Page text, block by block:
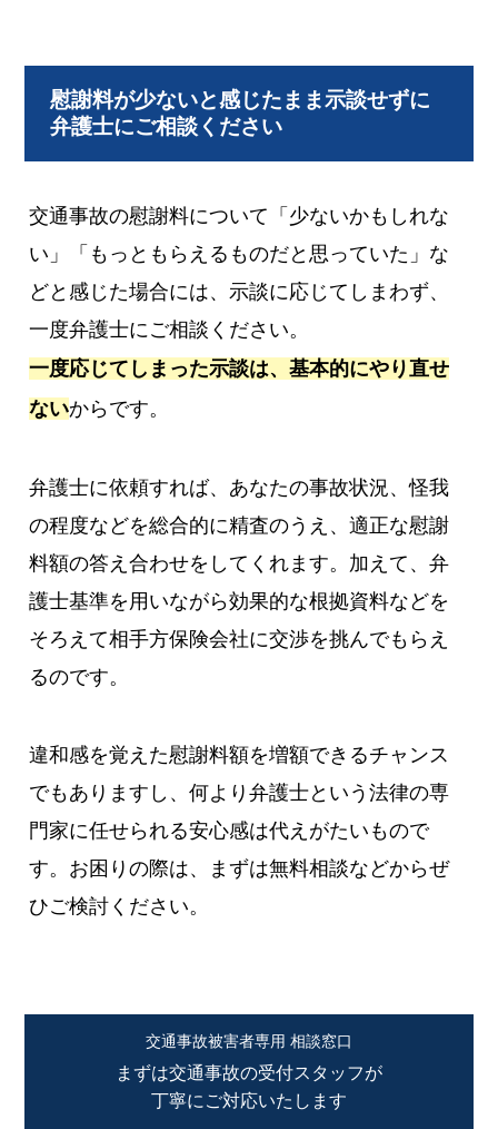
慰謝料が少ないと感じたまま示談せずに
弁護士にご相談ください
交通事故の慰謝料について「少ないかもしれな
い」「もっともらえるものだと思っていた」な
どと感じた場合には、示談に応じてしまわず、
一度弁護士にご相談ください。
一度応じてしまった示談は、基本的にやり直せ
ないからです。
弁護士に依頼すれば、あなたの事故状況、怪我
の程度などを総合的に精査のうえ、適正な慰謝
料額の答え合わせをしてくれます。加えて、弁
護士基準を用いながら効果的な根拠資料などを
そろえて相手方保険会社に交渉を挑んでもらえ
るのです。
違和感を覚えた慰謝料額を増額できるチャンス
でもありますし、何より弁護士という法律の専
門家に任せられる安心感は代えがたいもので
す。お困りの際は、まずは無料相談などからぜ
ひご検討ください。
交通事故被害者専用 相談窓口
まずは交通事故の受付スタッフが
丁寧にご対応いたします